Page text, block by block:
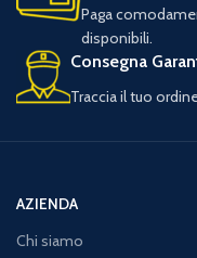
Paga
disponibili.
Consegna
Traccia il tuo
AZIENDA
Chi siamo